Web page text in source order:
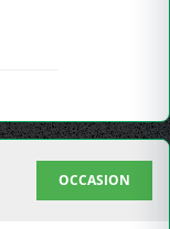
OCCASION